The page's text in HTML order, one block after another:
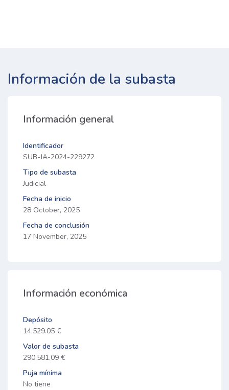
Información de la subasta
Información general
Identificador
SUB-JA-2024-229272
Tipo de subasta
Judicial
Fecha de inicio
28 October, 2025
Fecha de conclusión
17 November, 2025
Información económica
Depósito
14,529.05 €
Valor de subasta
290,581.09 €
Puja mínima
No tiene